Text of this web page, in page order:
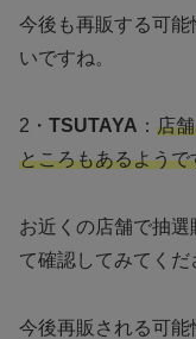
今後も再販する可
いですね。
2・ TSUTAYA ： 店
ところもあるようで
お近くの店舗で抽
て確認してみてくだ
今後再販される可